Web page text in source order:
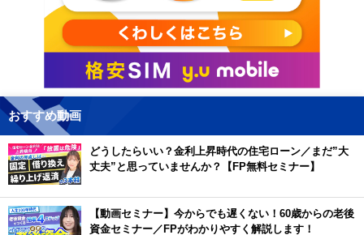
おすすめ動画
どうしたらいい？金利上昇時代の住宅ローン／まだ”大
丈夫”と思っていませんか？【FP無料セミナー】
【動画セミナー】今からでも遅くない！60歳からの老後
資金セミナー／FPがわかりやすく解説します！